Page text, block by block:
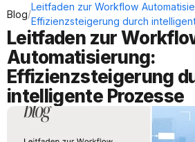
Blog/
Leitfaden zur Workflow
Effizienzsteigerung durch
Leitfaden zur
Automatisierung:
Effizienzsteigerung
intelligente Prozesse